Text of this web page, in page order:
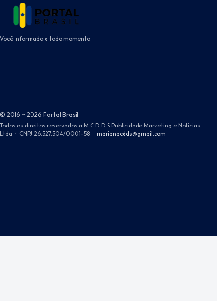
Você informado a todo momento
© 2016 ~ 2026 Portal Brasil
Todos os direitos reservados a M.C.D.D.S Publicidade Marketing e Notícias
Ltda · CNPJ 26.527.504/0001-58 · marianacdds@gmail.com